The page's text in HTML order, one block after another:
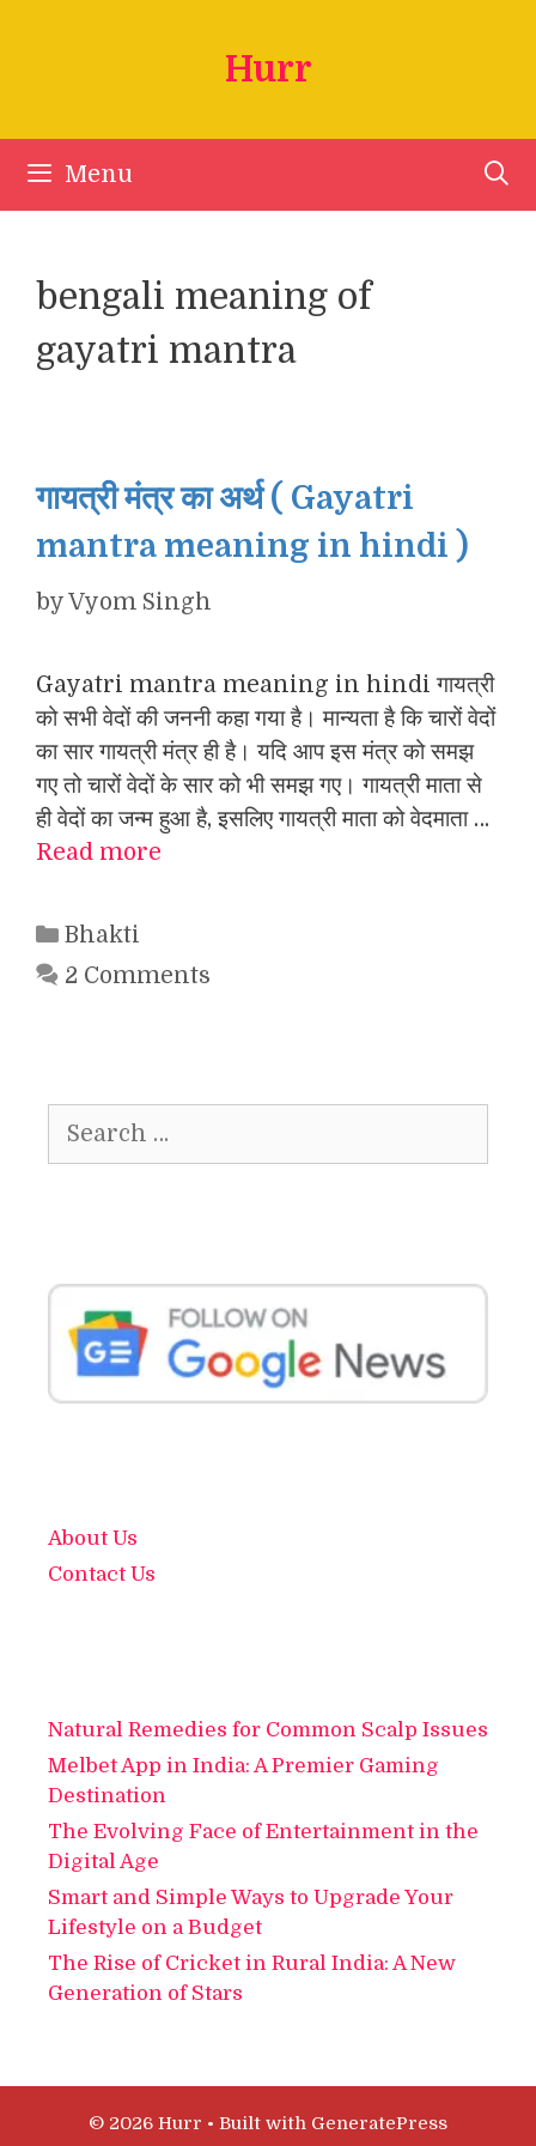
Hurr
Menu
bengali meaning of
gayatri mantra
गायत्री मंत्र का अर्थ ( Gayatri
mantra meaning in hindi )
byVyom Singh
Gayatri mantra meaning in hindi गायत्री
को सभी वेदों की जननी कहा गया है। मान्यता है कि चारों वेदों
का सार गायत्री मंत्र ही है। यदि आप इस मंत्र को समझ
गए तो चारों वेदों के सार को भी समझ गए। गायत्री माता से
ही वेदों का जन्म हुआ है, इसलिए गायत्री माता को वेदमाता …
Read more
Categories
Bhakti
2 Comments
for:
About Us
Contact Us
Natural Remedies for Common Scalp Issues
Melbet App in India: A Premier Gaming
Destination
The Evolving Face of Entertainment in the
Digital Age
Smart and Simple Ways to Upgrade Your
Lifestyle on a Budget
The Rise of Cricket in Rural India: A New
Generation of Stars
© 2026 Hurr • Built with GeneratePress